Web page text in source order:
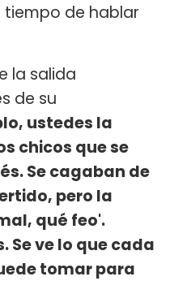
de hablar
la salida
de su
ustedes la
chicos que se
Se cagaban de
pero la
qué feo'.
Se ve lo que cada
tomar para